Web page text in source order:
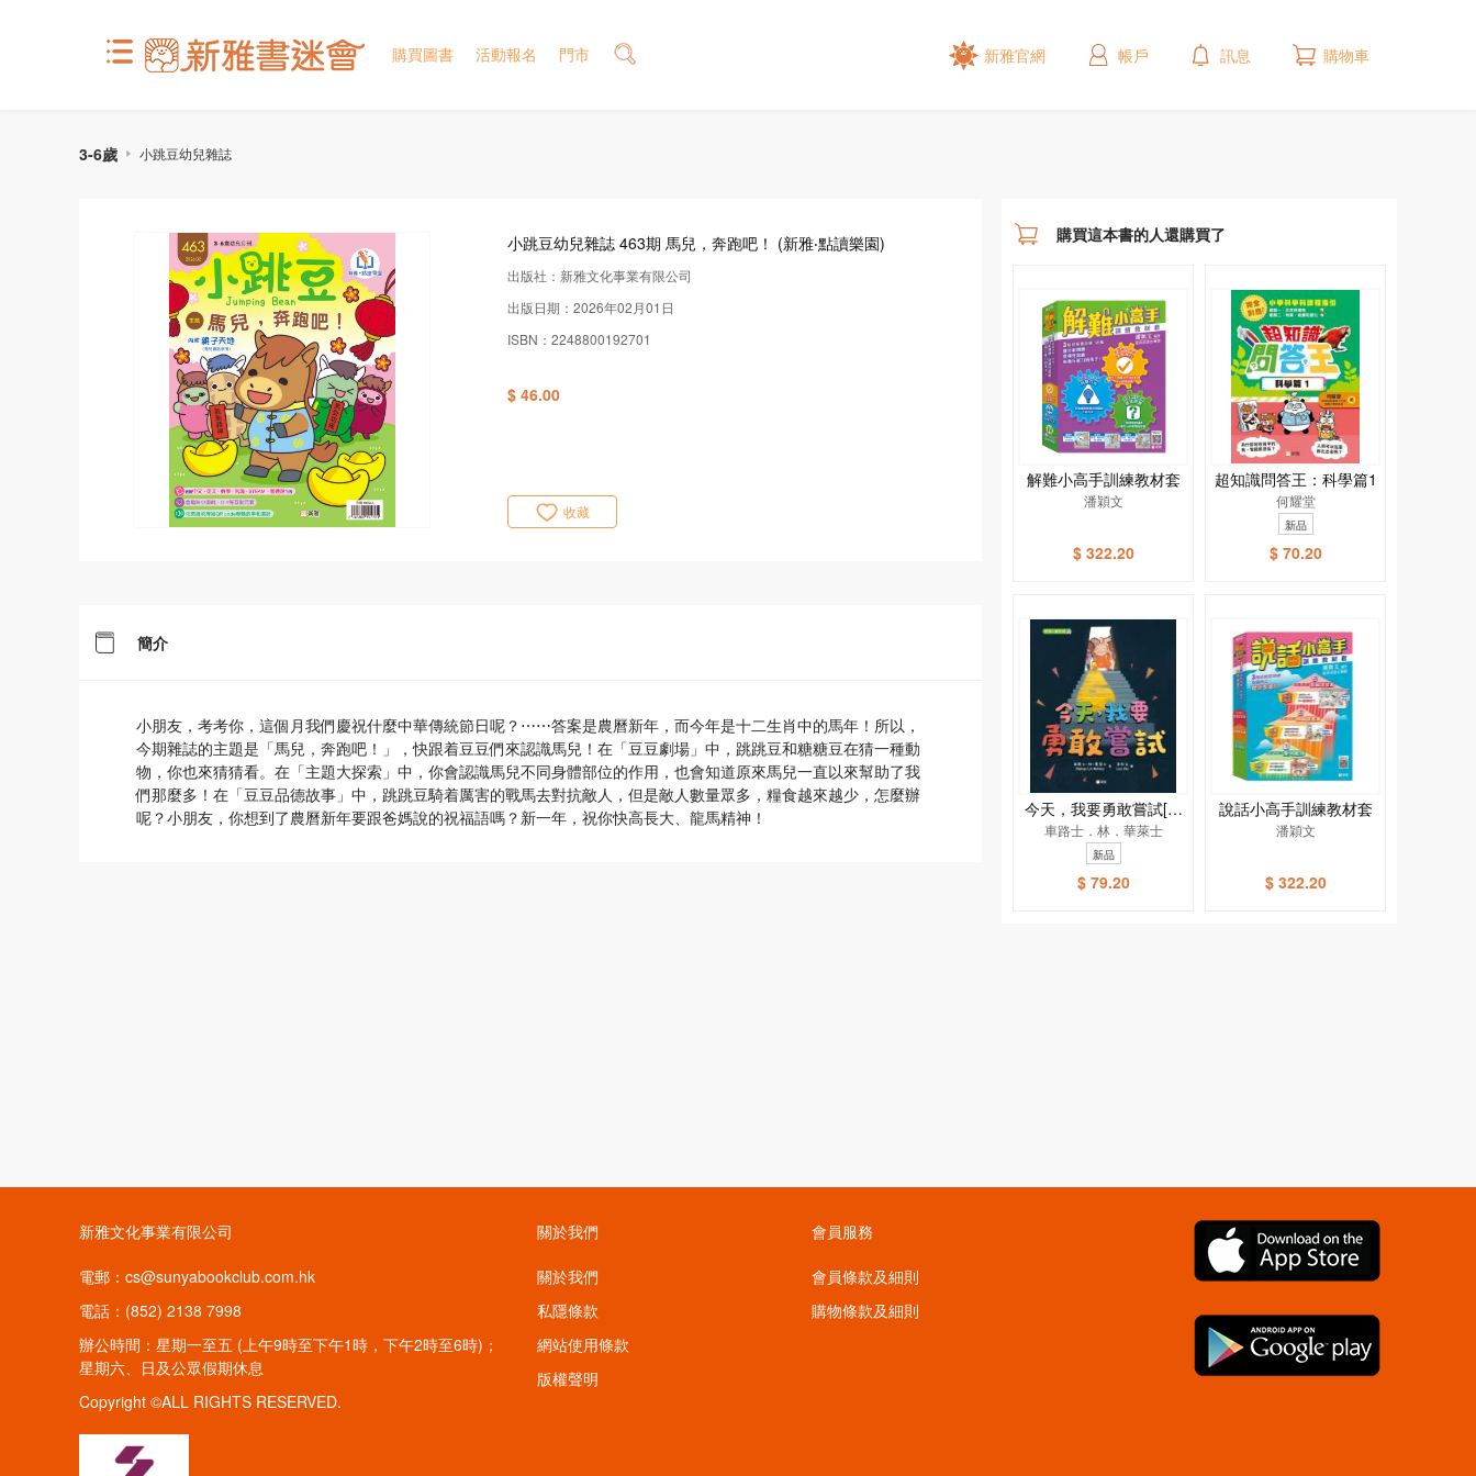
3-6歲 小跳豆幼兒雜誌
小跳豆幼兒雜誌 463期 馬兒，奔跑吧！ (新雅‧點讀樂園)
出版社：新雅文化事業有限公司
出版日期：2026年02月01日
ISBN：2248800192701
$ 46.00
收藏
簡介
小朋友，考考你，這個月我們慶祝什麼中華傳統節日呢？⋯⋯答案是農曆新年，而今年是十二生肖中的馬年！所以，
今期雜誌的主題是「馬兒，奔跑吧！」，快跟着豆豆們來認識馬兒！在「豆豆劇場」中，跳跳豆和糖糖豆在猜一種動
物，你也來猜猜看。在「主題大探索」中，你會認識馬兒不同身體部位的作用，也會知道原來馬兒一直以來幫助了我
們那麼多！在「豆豆品德故事」中，跳跳豆騎着厲害的戰馬去對抗敵人，但是敵人數量眾多，糧食越來越少，怎麼辦
呢？小朋友，你想到了農曆新年要跟爸媽說的祝福語嗎？新一年，祝你快高長大、龍馬精神！
購買這本書的人還購買了
解難小高手訓練教材套
潘穎文
$ 322.20
超知識問答王：科學篇1
何耀堂
新品
$ 70.20
今天，我要勇敢嘗試[新
雅．繪本館]
車路士．林．華萊士
新品
$ 79.20
說話小高手訓練教材套
潘穎文
$ 322.20
購買圖書 活動報名 門市 新雅官網 帳戶 訊息 購物車
新雅文化事業有限公司
電郵：cs@sunyabookclub.com.hk
電話：(852) 2138 7998
辦公時間：星期一至五 (上午9時至下午1時，下午2時至6時)；
星期六、日及公眾假期休息
Copyright ©ALL RIGHTS RESERVED.
關於我們
關於我們
私隱條款
網站使用條款
版權聲明
會員服務
會員條款及細則
購物條款及細則